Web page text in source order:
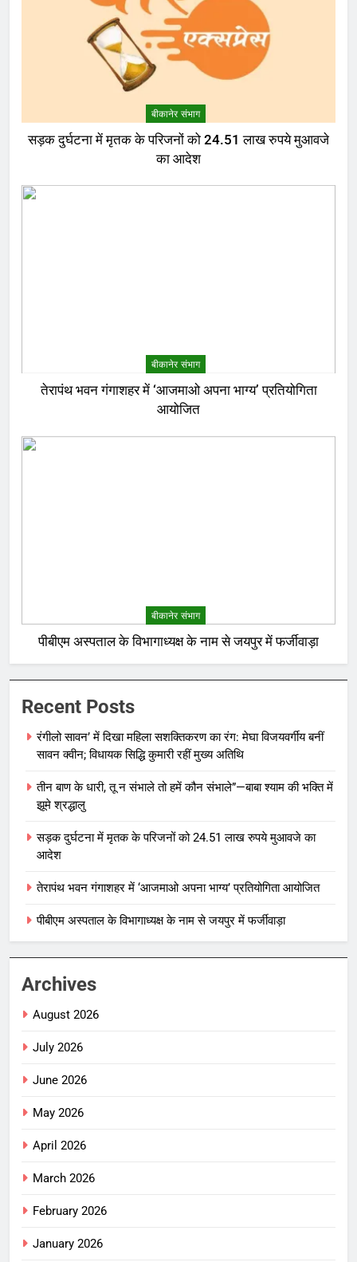
बीकानेर संभाग
सड़क दुर्घटना में मृतक के परिजनों को 24.51 लाख रुपये मुआवजे
का आदेश
बीकानेर संभाग
तेरापंथ भवन गंगाशहर में ‘आजमाओ अपना भाग्य’ प्रतियोगिता
आयोजित
बीकानेर संभाग
पीबीएम अस्पताल के विभागाध्यक्ष के नाम से जयपुर में फर्जीवाड़ा
Recent Posts
रंगीलो सावन’ में दिखा महिला सशक्तिकरण का रंग: मेघा विजयवर्गीय बनीं
सावन क्वीन; विधायक सिद्धि कुमारी रहीं मुख्य अतिथि
तीन बाण के धारी, तू न संभाले तो हमें कौन संभाले”—बाबा श्याम की भक्ति में
झूमे श्रद्धालु
सड़क दुर्घटना में मृतक के परिजनों को 24.51 लाख रुपये मुआवजे का
आदेश
तेरापंथ भवन गंगाशहर में ‘आजमाओ अपना भाग्य’ प्रतियोगिता आयोजित
पीबीएम अस्पताल के विभागाध्यक्ष के नाम से जयपुर में फर्जीवाड़ा
Archives
August 2026
July 2026
June 2026
May 2026
April 2026
March 2026
February 2026
January 2026